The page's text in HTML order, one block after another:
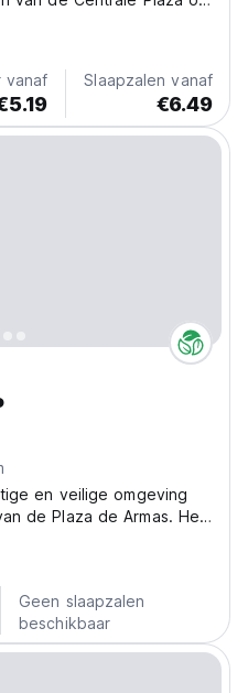
bevinden zich een
en een excursiebalie.
vanaf Slaapzalen vanaf
€6.49
en veilige omgeving
de Plaza de Armas. Het
patio, een keuken en
Geen slaapzalen
beschikbaar